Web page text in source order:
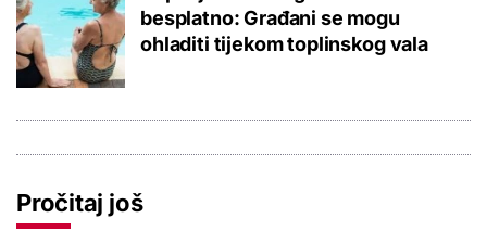
besplatno: Građani se mogu
ohladiti tijekom toplinskog vala
Pročitaj još